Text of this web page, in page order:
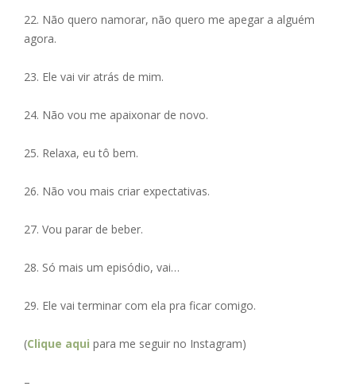
22. Não quero namorar, não quero me apegar a alguém
agora.
23. Ele vai vir atrás de mim.
24. Não vou me apaixonar de novo.
25. Relaxa, eu tô bem.
26. Não vou mais criar expectativas.
27. Vou parar de beber.
28. Só mais um episódio, vai…
29. Ele vai terminar com ela pra ficar comigo.
(Clique aqui para me seguir no Instagram)
–